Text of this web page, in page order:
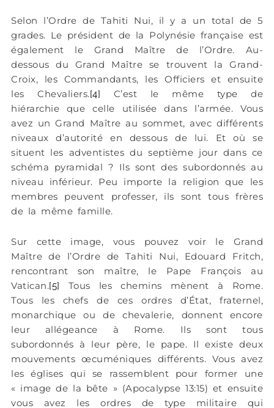
Selon l’Ordre de Tahiti Nui, il y a un total de 5
grades. Le président de la Polynésie française est
également le Grand Maître de l’Ordre. Au-
dessous du Grand Maître se trouvent la Grand-
Croix, les Commandants, les Officiers et ensuite
les Chevaliers.[4] C’est le même type de
hiérarchie que celle utilisée dans l’armée. Vous
avez un Grand Maître au sommet, avec différents
niveaux d’autorité en dessous de lui. Et où se
situent les adventistes du septième jour dans ce
schéma pyramidal ? Ils sont des subordonnés au
niveau inférieur. Peu importe la religion que les
membres peuvent professer, ils sont tous frères
de la même famille.
Sur cette image, vous pouvez voir le Grand
Maître de l’Ordre de Tahiti Nui, Edouard Fritch,
rencontrant son maître, le Pape François au
Vatican.[5]
Tous les chemins mènent à Rome.
Tous les chefs de ces ordres d’État, fraternel,
monarchique ou de chevalerie, donnent encore
leur allégeance à Rome. Ils sont tous
subordonnés à leur père, le pape. Il existe deux
mouvements œcuméniques différents. Vous avez
les églises qui se rassemblent pour former une
« image de la bête » (Apocalypse 13:15) et ensuite
vous avez les ordres de type militaire qui